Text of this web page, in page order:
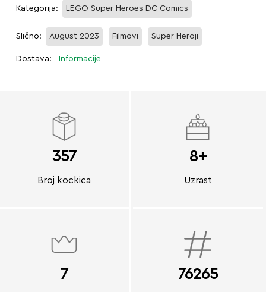
Kategorija: LEGO Super Heroes DC Comics
Slično: August 2023 Filmovi Super Heroji
Dostava: Informacije
357
Broj kockica
8+
Uzrast
7 76265